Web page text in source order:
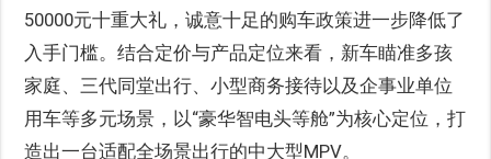
50000元十重大礼，诚意十足的购车政策进一步降低了
入手门槛。结合定价与产品定位来看，新车瞄准多孩
家庭、三代同堂出行、小型商务接待以及企事业单位
用车等多元场景，以“豪华智电头等舱”为核心定位，打
造出一台适配全场景出行的中大型MPV。